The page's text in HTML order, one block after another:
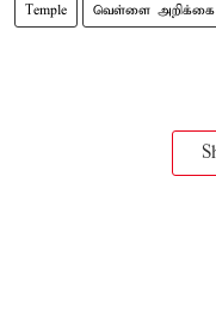
Temple வெள்ளை அறிக்கை